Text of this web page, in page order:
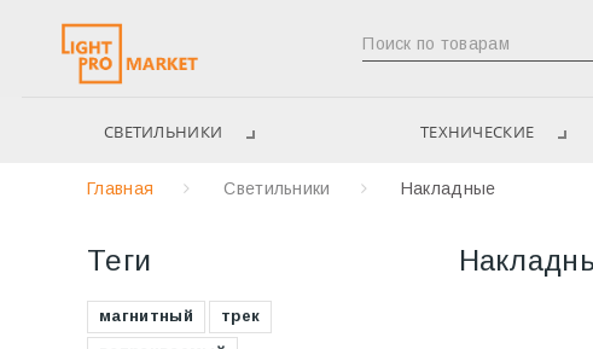
СВЕТИЛЬНИКИ ТЕХНИЧЕСКИЕ
Главная Светильники Накладные
Теги
магнитный
трек